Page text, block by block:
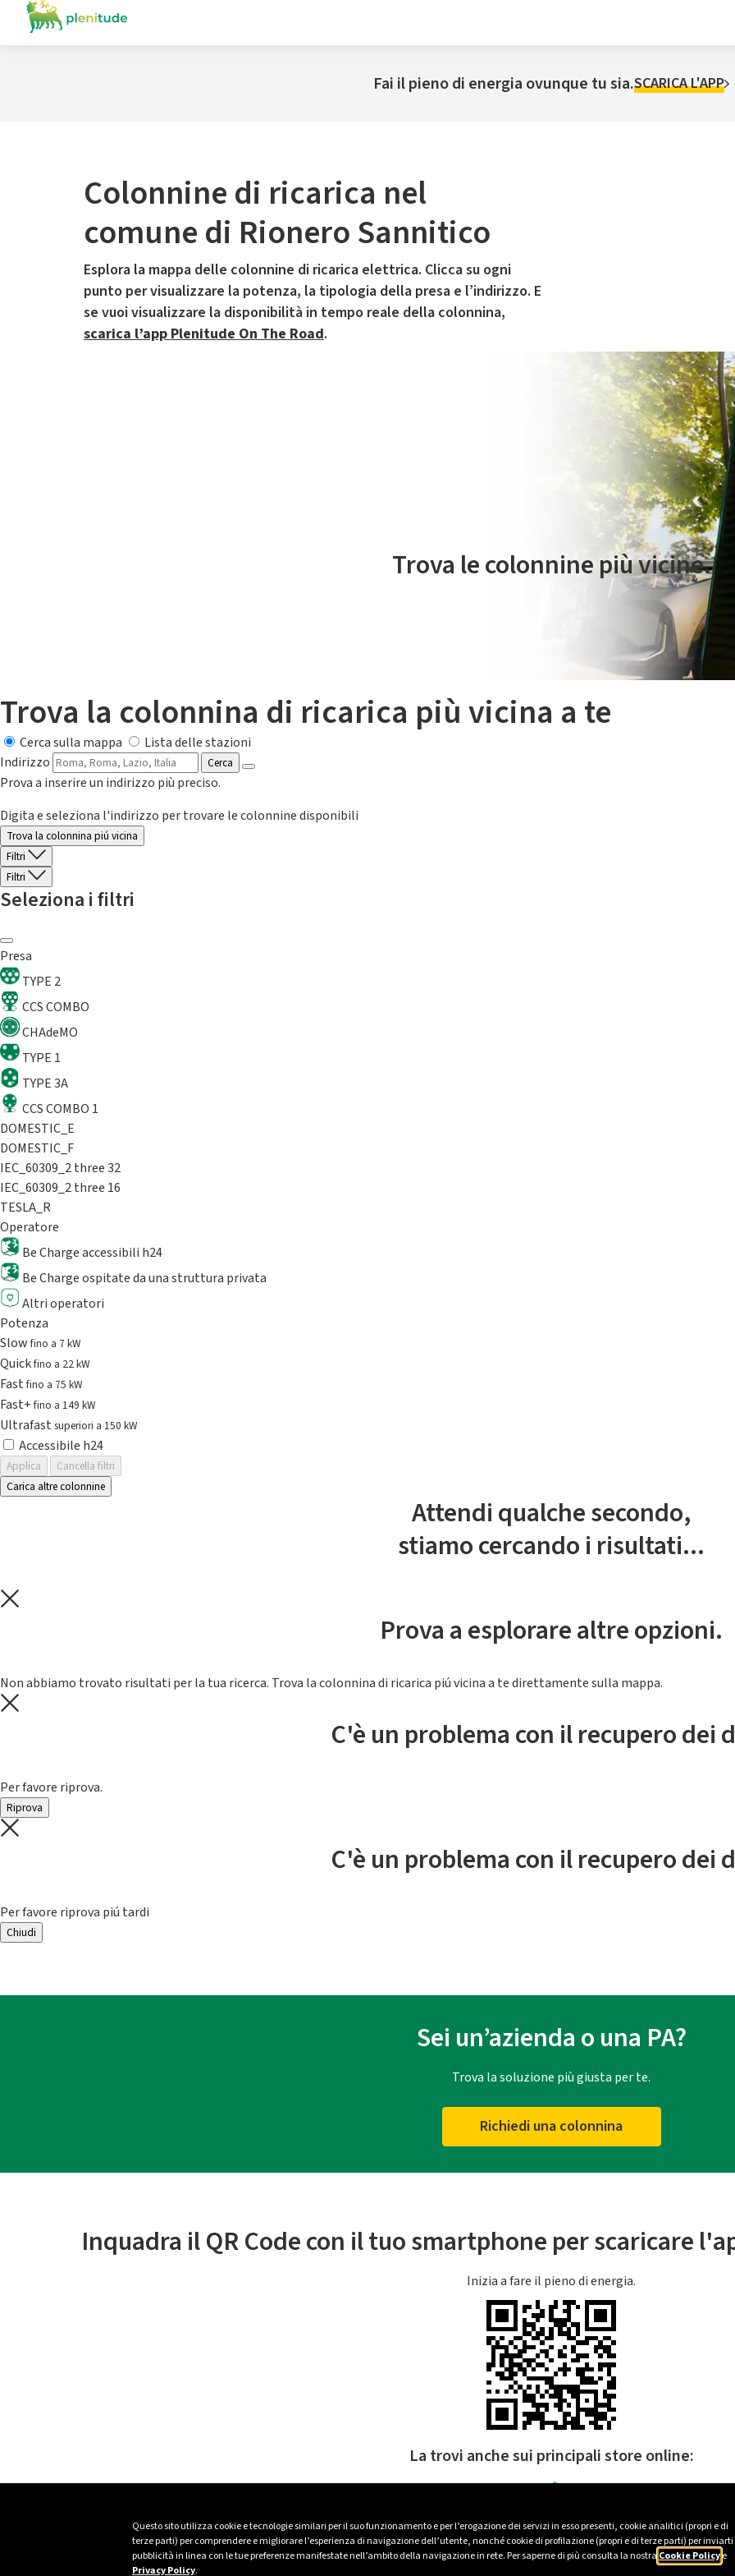
Questo sito utilizza cookie e tecnologie similari per il suo funzionamento e per l’erogazione dei servizi in esso presenti, cookie analitici (propri e di
terze parti) per comprendere e migliorare l’esperienza di navigazione dell’utente, nonché cookie di profilazione (propri e di terze parti) per inviarti
pubblicità in linea con le tue preferenze manifestate nell’ambito della navigazione in rete. Per saperne di più consulta la nostra Cookie Policye
Privacy Policy.
Fai il pieno di energia ovunque tu sia.SCARICA L'APP
Colonnine di ricarica nel
comune di Rionero Sannitico
Esplora la mappa delle colonnine di ricarica elettrica. Clicca su ogni
punto per visualizzare la potenza, la tipologia della presa e l’indirizzo. E
se vuoi visualizzare la disponibilità in tempo reale della colonnina,
scarica l’app Plenitude On The Road.
Il servizio di mobilità elettrica è gestito da Plenitude On The Road
Trova le colonnine più vicine.
Trova la colonnina di ricarica più vicina a te
Cerca sulla mappa
Lista delle stazioni
Indirizzo
Cerca
Prova a inserire un indirizzo più preciso.
Digita e seleziona l'indirizzo per trovare le colonnine disponibili
Trova la colonnina piú vicina
Filtri
Filtri
Seleziona i filtri
Presa
TYPE 2
CCS COMBO
CHAdeMO
TYPE 1
TYPE 3A
CCS COMBO 1
DOMESTIC_E
DOMESTIC_F
IEC_60309_2 three 32
IEC_60309_2 three 16
TESLA_R
Operatore
Be Charge accessibili h24
Be Charge ospitate da una struttura privata
Altri operatori
Potenza
Slowfino a 7 kW
Quickfino a 22 kW
Fastfino a 75 kW
Fast+fino a 149 kW
Ultrafast superiori a 150 kW
Accessibile h24
Applica
Cancella filtri
Carica altre colonnine
Attendi qualche secondo,
stiamo cercando i risultati...
Prova a esplorare altre opzioni.
Non abbiamo trovato risultati per la tua ricerca. Trova la colonnina di ricarica piú vicina a te direttamente sulla mappa.
C'è un problema con il recupero dei
Per favore riprova.
Riprova
C'è un problema con il recupero dei
Per favore riprova piú tardi
Chiudi
Sei un’azienda o una PA?
Trova la soluzione più giusta per te.
Richiedi una colonnina
Inquadra il QR Code con il tuo smartphone per scaricare
Inizia a fare il pieno di energia.
La trovi anche sui principali store online: